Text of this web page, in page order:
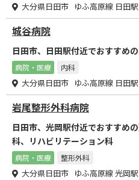
大分県日田市 ゆふ高原線 日田駅
城谷病院
日田市、日田駅付近でおすすめ
病院・医療 内科
大分県日田市 ゆふ高原線 日田駅
岩尾整形外科病院
日田市、光岡駅付近でおすすめ
科、リハビリテーション科
病院・医療 整形外科
大分県日田市 ゆふ高原線 光岡駅